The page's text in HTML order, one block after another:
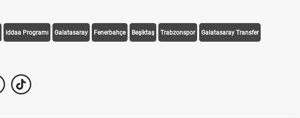
iddaa Programı Galatasaray Fenerbahçe Beşiktaş Trabzonspor Galatasaray Transfer